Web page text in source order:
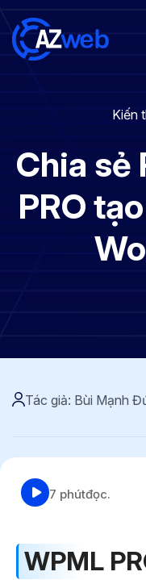
Kiến
Chia sẻ
PRO
Tác giả: Bùi Mạnh
7 phútđọc.
WPML